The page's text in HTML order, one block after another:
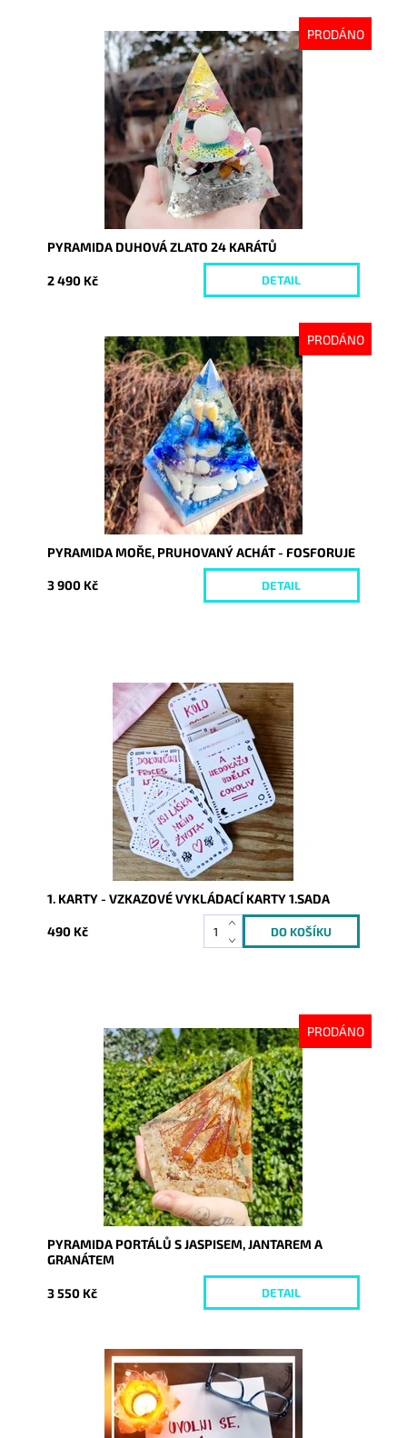
PRODÁNO
Dostupnost:
Vyprodáno
9318
PYRAMIDA DUHOVÁ ZLATO 24 KARÁTŮ
2 490 Kč DETAIL
PRODÁNO
Dostupnost:
Vyprodáno
9258
PYRAMIDA MOŘE, PRUHOVANÝ ACHÁT - FOSFORUJE
3 900 Kč DETAIL
Dostupnost:
Skladem
9340
1. KARTY - VZKAZOVÉ VYKLÁDACÍ KARTY 1.SADA
490 Kč
PRODÁNO
Dostupnost:
Vyprodáno
9378
PYRAMIDA PORTÁLŮ S JASPISEM, JANTAREM A
GRANÁTEM
3 550 Kč DETAIL
Dostupnost:
Skladem
1331/50